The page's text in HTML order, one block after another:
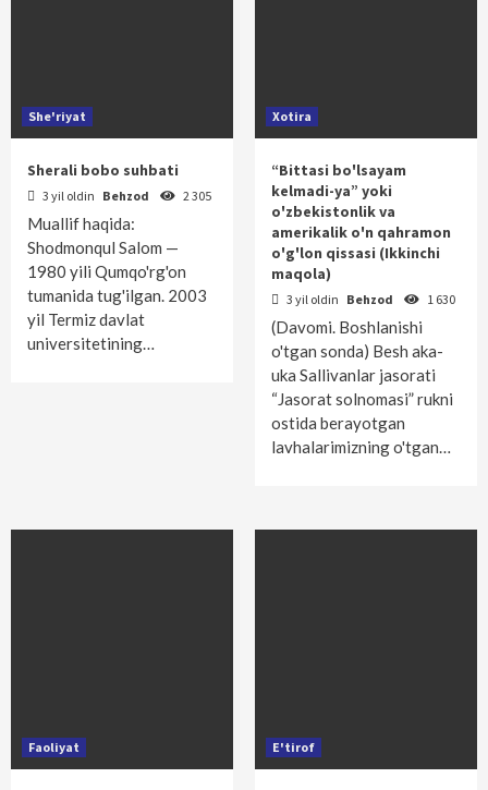
She'riyat
Sherali bobo suhbati
3 yil oldin Behzod 2 305
Muallif haqida:
Shodmonqul Salom —
1980 yili Qumqo'rg'on
tumanida tug'ilgan. 2003
yil Termiz davlat
universitetining…
Xotira
“Bittasi bo'lsayam
kelmadi-ya” yoki
o'zbekistonlik va
amerikalik o'n qahramon
o'g'lon qissasi (Ikkinchi
maqola)
3 yil oldin Behzod 1 630
(Davomi. Boshlanishi
o'tgan sonda) Besh aka-
uka Sallivanlar jasorati
“Jasorat solnomasi” rukni
ostida berayotgan
lavhalarimizning o'tgan…
Faoliyat E'tirof